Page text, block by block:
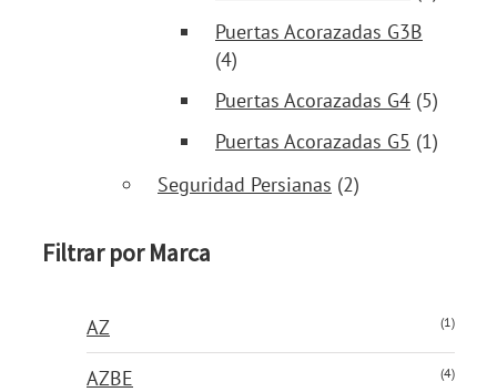
Puertas Acorazadas G3B
(4)
Puertas Acorazadas G4 (5)
Puertas Acorazadas G5 (1)
Seguridad Persianas (2)
Filtrar por Marca
AZ (1)
AZBE (4)